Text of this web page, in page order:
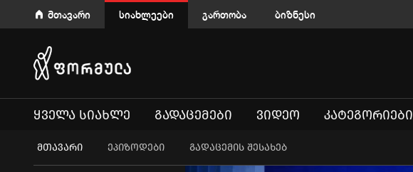
მთავარი სიახლეები გართობა ბიზნესი
ᲧᲕᲔᲚᲐ ᲡᲘᲐᲮᲚᲔ ᲒᲐᲓᲐᲪᲔᲛᲔᲑᲘ ᲕᲘᲓᲔᲝ ᲙᲐᲢᲔᲒᲝᲠᲘᲔᲑᲘ
ᲛᲗᲐᲕᲐᲠᲘ ეპიზოდები გადაცემის შესახებ